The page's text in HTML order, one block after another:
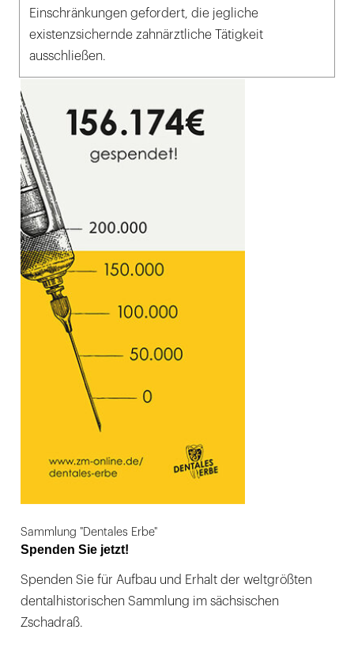
Einschränkungen gefordert, die jegliche
existenzsichernde zahnärztliche Tätigkeit
ausschließen.
Sammlung "Dentales Erbe"
Spenden Sie jetzt!
Spenden Sie für Aufbau und Erhalt der weltgrößten
dentalhistorischen Sammlung im sächsischen
Zschadraß.